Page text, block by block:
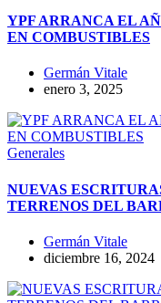
YPF ARRANCA EL
EN COMBUSTIBLES
Germán Vitale
enero 3, 2025
Generales
NUEVAS
TERRENOS DEL
Germán Vitale
diciembre 16, 2024